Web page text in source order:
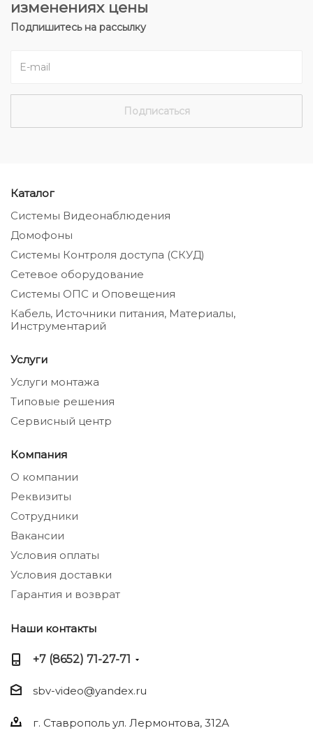
изменениях цены
Подпишитесь на рассылку
Каталог
Системы Видеонаблюдения
Домофоны
Системы Контроля доступа (СКУД)
Сетевое оборудование
Системы ОПС и Оповещения
Кабель, Источники питания, Материалы,
Инструментарий
Услуги
Услуги монтажа
Типовые решения
Сервисный центр
Компания
О компании
Реквизиты
Сотрудники
Вакансии
Условия оплаты
Условия доставки
Гарантия и возврат
Наши контакты
+7 (8652) 71-27-71
sbv-video@yandex.ru
г. Ставрополь ул. Лермонтова, 312А